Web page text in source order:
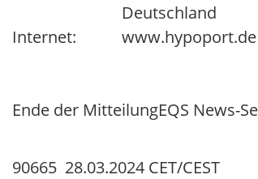
Deutschland
Internet:
www.hypoport.de
Ende der MitteilungEQS News-
90665 28.03.2024 CET/CEST